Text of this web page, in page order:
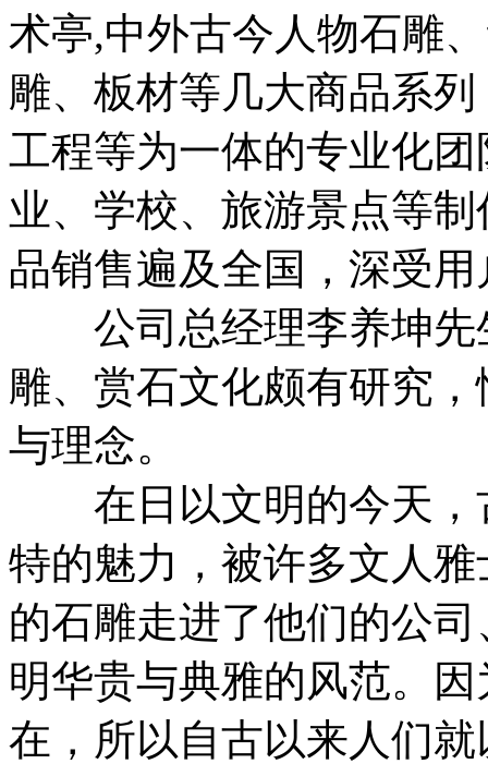
术亭,中外古今人物石雕
雕、板材等几大商品系
工程等为一体的专业化
业、学校、旅游景点等
品销售遍及全国，深受
公司总经理李养坤先
雕、赏石文化颇有研究
与理念。
在日以文明的今天，
特的魅力，被许多文人
的石雕走进了他们的公
明华贵与典雅的风范。
在，所以自古以来人们